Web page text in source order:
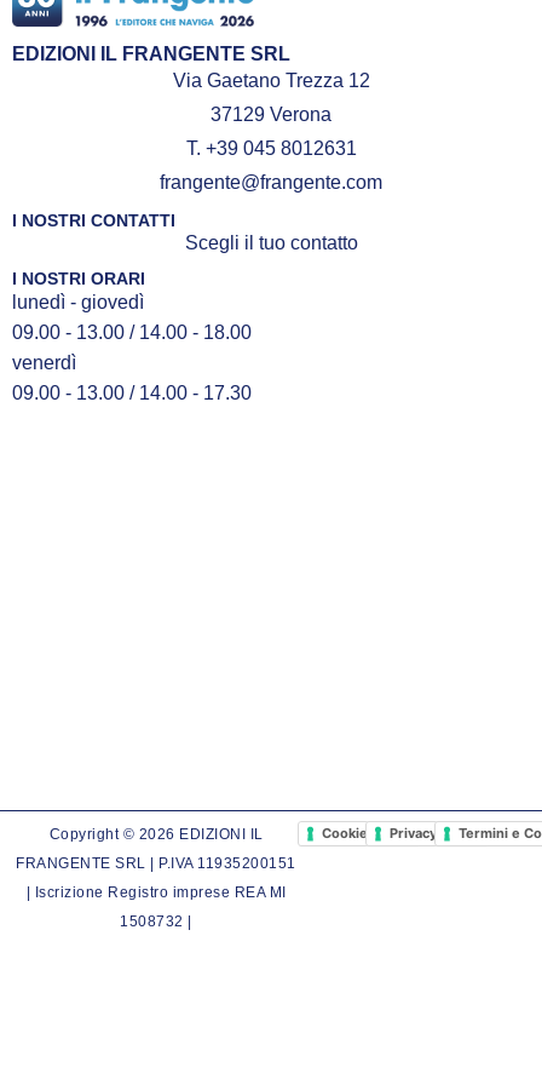
con la mia barca, in
compagnia della mia
famiglia, curioso di
conoscere il mondo, alla
persone che lo abitano, per
imparare ascoltando le loro
EDIZIONI IL FRANGENTE SRL
Via Gaetano Trezza 12
37129 Verona
T. +39 045 8012631
frangente@frangente.com
I NOSTRI CONTATTI
Scegli il tuo contatto
I NOSTRI ORARI
lunedì - giovedì
09.00 - 13.00 / 14.00 - 18.00
venerdì
09.00 - 13.00 / 14.00 - 17.30
Copyright © 2026 EDIZIONI IL
FRANGENTE SRL | P.IVA 11935200151
| Iscrizione Registro imprese REA MI
1508732 |
Cookie PolicyPrivacy PolicyTermini e